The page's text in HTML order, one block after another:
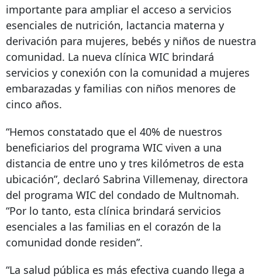
importante para ampliar el acceso a servicios
esenciales de nutrición, lactancia materna y
derivación para mujeres, bebés y niños de nuestra
comunidad. La nueva clínica WIC brindará
servicios y conexión con la comunidad a mujeres
embarazadas y familias con niños menores de
cinco años.
“Hemos constatado que el 40% de nuestros
beneficiarios del programa WIC viven a una
distancia de entre uno y tres kilómetros de esta
ubicación”, declaró Sabrina Villemenay, directora
del programa WIC del condado de Multnomah.
“Por lo tanto, esta clínica brindará servicios
esenciales a las familias en el corazón de la
comunidad donde residen”.
“La salud pública es más efectiva cuando llega a